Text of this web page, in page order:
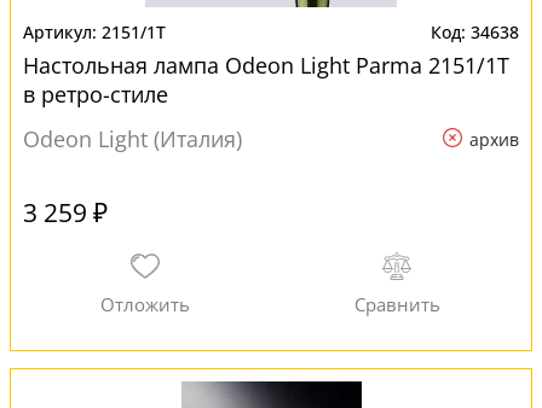
2151/1T 34638
Настольная лампа Odeon Light Parma 2151/1T
в ретро-стиле
Odeon Light (Италия)
архив
3 259 ₽